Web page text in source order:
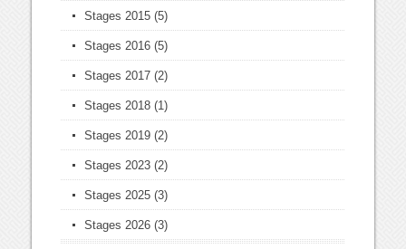
Stages 2015 (5)
Stages 2016 (5)
Stages 2017 (2)
Stages 2018 (1)
Stages 2019 (2)
Stages 2023 (2)
Stages 2025 (3)
Stages 2026 (3)